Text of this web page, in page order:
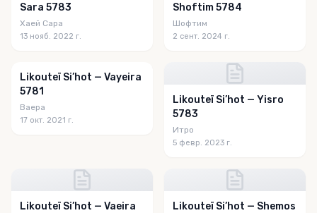
Sara 5783
Хаей Сара
13 нояб. 2022 г.
Shoftim 5784
Шофтим
2 сент. 2024 г.
Likouteï Si’hot — Vayeira
5781
Ваера
17 окт. 2021 г.
Likouteï Si’hot — Yisro
5783
Итро
5 февр. 2023 г.
Likouteï Si’hot — Vaeira
Likouteï Si’hot — Shemos